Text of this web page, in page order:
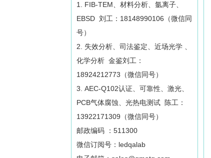
1. FIB-TEM、材料分析、氩离子、
EBSD 刘工：18148990106（微信同
号）
2. 失效分析、司法鉴定、近场光学 、
化学分析 金鉴刘工：
18924212773（微信同号）
3. AEC-Q102认证、可靠性、激光、
PCB气体腐蚀、光热电测试 陈工：
13922171309（微信同号）
邮政编码 ：511300
微信订阅号：ledqalab